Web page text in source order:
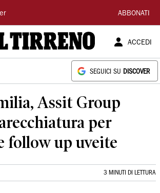
ABBONATI
ACCEDI
SEGUICI SU DISCOVER
Assit Group
per
follow up uveite
3 MINUTI DI LETTURA